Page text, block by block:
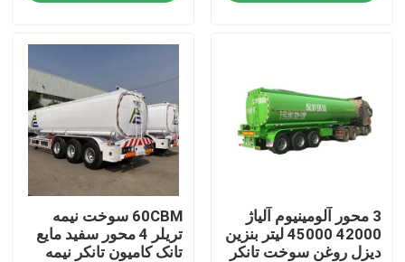
درخواست نقل قول
کامیون های زباله برداری استفاده شده
کامیون های تخلیه کننده دست دوم
3 محور آلومینیوم آلیاژ
42000 45000 لیتر بنزین
دیزل روغن سوخت تانکر
60CBM سوخت نیمه
تریلر 4 محور سفید مایع
تانک کامیون تانکر نیمه